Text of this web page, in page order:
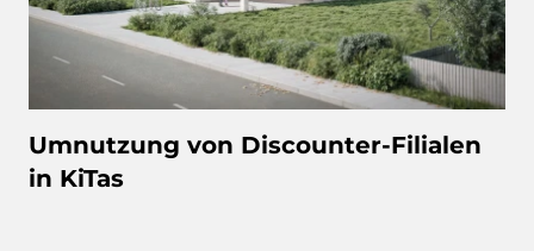
Umnutzung von Discounter-Filialen
in KiTas